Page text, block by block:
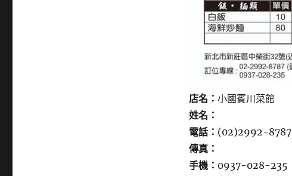
店名： 小國賓川菜館
姓名：
電話： (02)2992-8787
傳真：
手機： 0937-028-235